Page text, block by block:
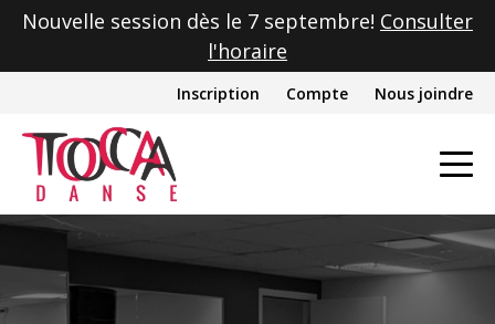
Nouvelle session dès le 7 septembre! Consulter
l'horaire
Inscription Compte Nous joindre